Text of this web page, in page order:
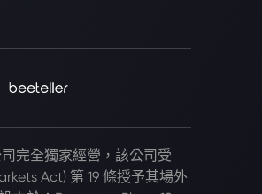
完全獨家經營，該公司受
Act) 第 19 條授予其場外